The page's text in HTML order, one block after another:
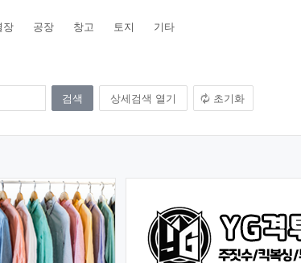
장 공장 창고 토지 기타
상세검색 열기 초기화